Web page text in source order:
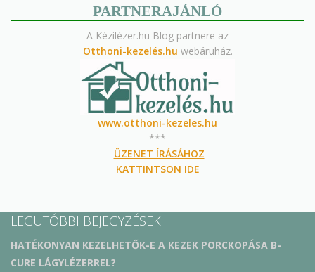
PARTNERAJÁNLÓ
A Kézilézer.hu Blog partnere az
Otthoni-kezelés.hu webáruház.
www.otthoni-kezeles.hu
***
ÜZENET ÍRÁSÁHOZ
KATTINTSON IDE
LEGUTÓBBI BEJEGYZÉSEK
HATÉKONYAN KEZELHETŐK-E A KEZEK PORCKOPÁSA B-
CURE LÁGYLÉZERREL?